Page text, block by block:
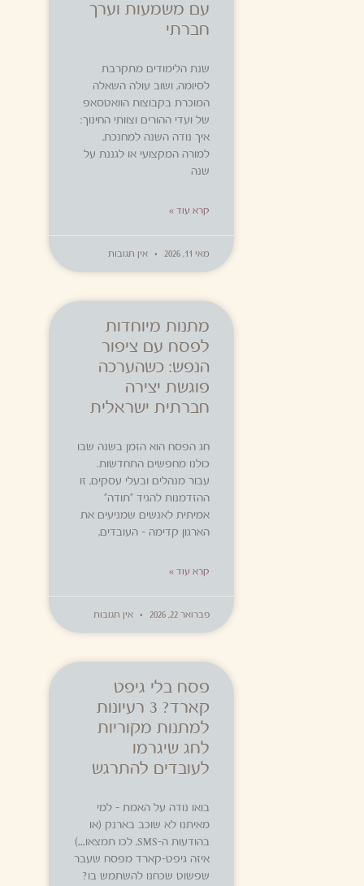
עם משמעות וערך
חברתי
שנת הלימודים מתקרבת
לסיומה, ושוב עולה השאלה
המוכרת בקבוצות הוואטסאפ
של ועדי ההורים וצוותי החינוך:
איך נודה השנה למחנכת,
למורה המקצועי או לגננת על
שנה
קרא עוד »
מאי 11, 2026 אין תגובות
מתנות מיוחדות
לפסח עם ציפור
הנפש: כשהערכה
פוגשת יצירה
חברתית ישראלית
חג הפסח הוא הזמן בשנה שבו
כולנו מחפשים התחדשות.
עבור מנהלים ובעלי עסקים, זו
ההזדמנות להגיד "תודה"
אמיתית לאנשים שמניעים את
הארגון קדימה – העובדים,
קרא עוד »
פברואר 22, 2026 אין תגובות
פסח בלי גיפט
קארד? 3 רעיונות
למתנות מקוריות
לחג שיגרמו
לעובדים להתרגש
בואו נודה על האמת – למי
מאיתנו לא שוכב בארנק (או
בהודעות ה-SMS, לכו תמצאו…)
איזה גיפט-קארד מפסח שעבר
שפשוט שכחנו להשתמש בו?